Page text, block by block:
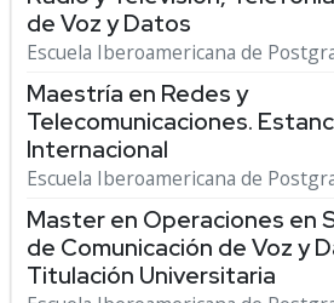
de Voz y Datos
Escuela Iberoamericana de
Maestría en Redes y
Telecomunicaciones.
Internacional
Escuela Iberoamericana de
Master en Operaciones en
de Comunicación de Voz y
Titulación Universitaria